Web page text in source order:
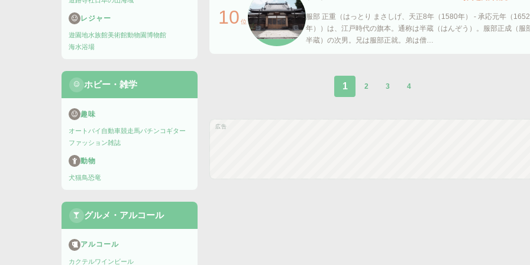
レジャー
遊園地水族館美術館動物園博物館
海水浴場
ホビー・雑学
趣味
オートバイ 自動車競走馬パチンコ ギター
ファッション雑誌
動物
犬猫鳥恐竜
グルメ・アルコール
アルコール
カクテルワイン ビール
10 位
服部 正重（はっとり まさしげ、天正8年（1580年） - 承応元年（1652
年））は、江戸時代の旗本。通称は半蔵（はんぞう）。服部正成（服
半蔵）の次男。兄は服部正就。弟は僧…
1 2 3 4
広告